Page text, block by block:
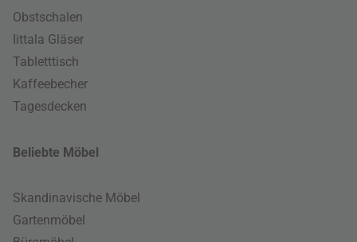
Obstschalen
Iittala Gläser
Tabletttisch
Kaffeebecher
Tagesdecken
Beliebte Möbel
Skandinavische Möbel
Gartenmöbel